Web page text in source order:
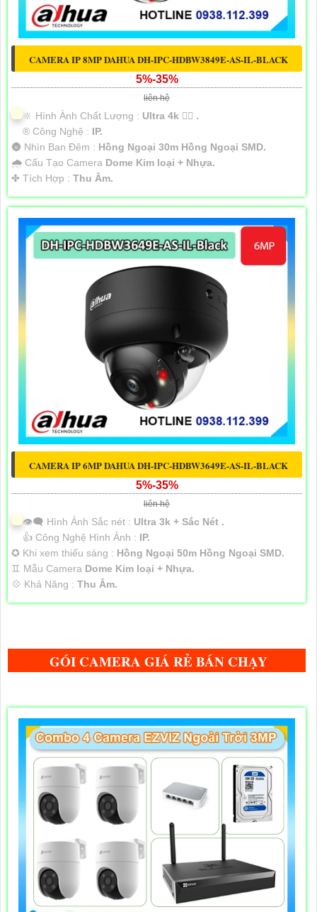
CAMERA IP 8MP DAHUA DH-IPC-HDBW3849E-AS-IL-BLACK
5%-35%
liên hệ
🔆 Hình Ành Chất Lượng : Ultra 4k 👍🏾 .
®️ Công Nghệ : IP.
🌚 Nhìn Ban Đêm : Hồng Ngoại 30m Hồng Ngoại SMD.
🌧️ Cấu Tạo Camera Dome Kim loại + Nhựa.
️✤ Tích Hợp : Thu Âm.
CAMERA IP 6MP DAHUA DH-IPC-HDBW3649E-AS-IL-BLACK
5%-35%
liên hệ
👁️‍🗨 Hình Ảnh Sắc nét : Ultra 3k + Sắc Nét .
👍 Công Nghệ Hình Ảnh : IP.
✪ Khi xem thiếu sáng : Hồng Ngoại 50m Hồng Ngoại SMD.
♊ Mẫu Camera Dome Kim loại + Nhựa.
️💠 Khả Năng : Thu Âm.
GÓI CAMERA GIÁ RẺ BÁN CHẠY